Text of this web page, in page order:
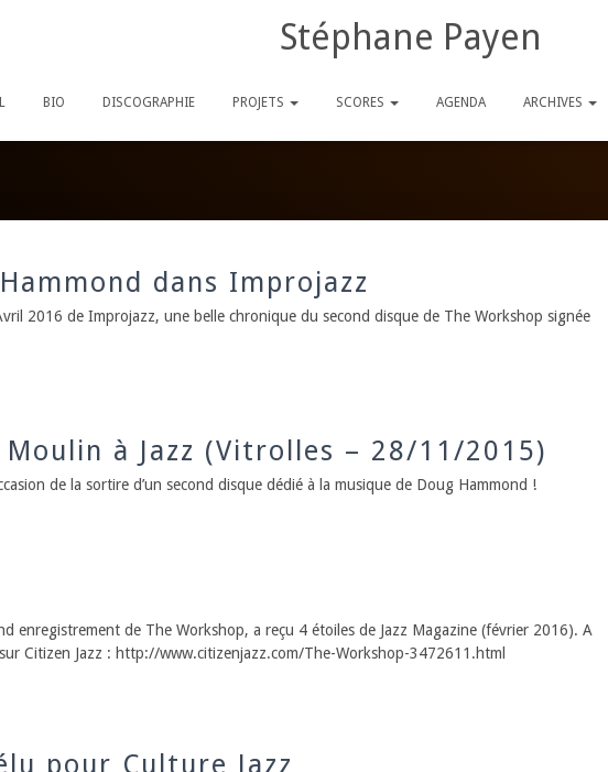
Stéphane Payen
BIO DISCOGRAPHIE PROJETS SCORES AGENDA ARCHIVES
dans Improjazz
2016 de Improjazz, une belle chronique du second disque de The Workshop signée
Moulin à Jazz (Vitrolles – 28/11/2015)
de la sortire d’un second disque dédié à la musique de Doug Hammond !
enregistrement de The Workshop, a reçu 4 étoiles de Jazz Magazine (février 2016). A
Citizen Jazz : http://www.citizenjazz.com/The-Workshop-3472611.html
pour Culture Jazz